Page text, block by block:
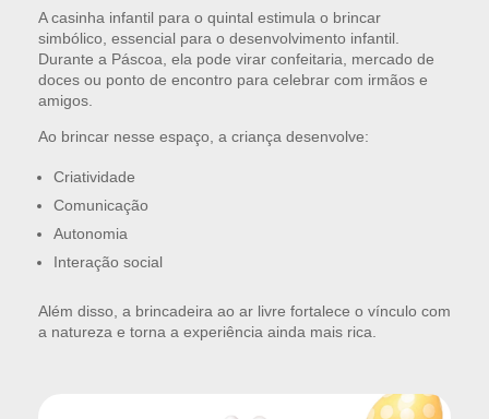
A casinha infantil para o quintal estimula o brincar
simbólico, essencial para o desenvolvimento infantil.
Durante a Páscoa, ela pode virar confeitaria, mercado de
doces ou ponto de encontro para celebrar com irmãos e
amigos.
Ao brincar nesse espaço, a criança desenvolve:
Criatividade
Comunicação
Autonomia
Interação social
Além disso, a brincadeira ao ar livre fortalece o vínculo com
a natureza e torna a experiência ainda mais rica.